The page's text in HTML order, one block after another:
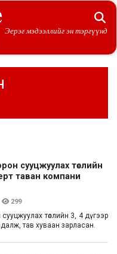
Эерэг мэдээллийг эн тэргүүнд
сууцжуулах төслийн
таван компани
299
төслийн 3, 4 дүгээр
тав хуваан зарласан.